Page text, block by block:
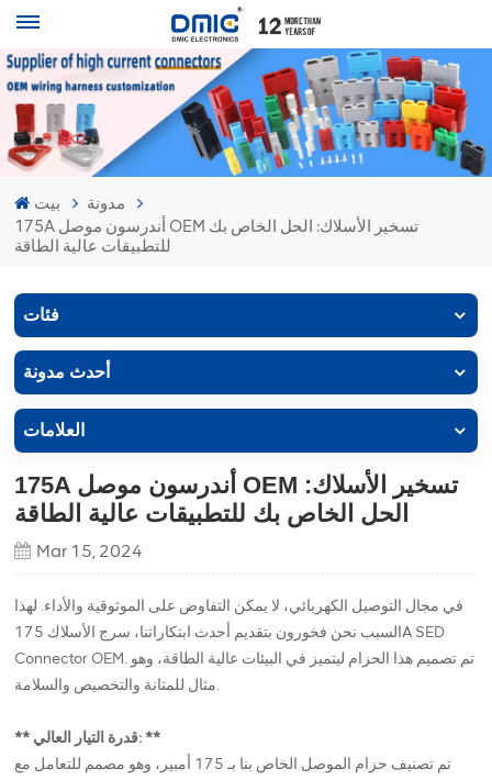
بيت
مدونة
175A أندرسون موصل OEM تسخير الأسلاك: الحل الخاص بك
للتطبيقات عالية الطاقة
فئات
أحدث مدونة
العلامات
175A أندرسون موصل OEM تسخير الأسلاك:
الحل الخاص بك للتطبيقات عالية الطاقة
Mar 15, 2024
في مجال التوصيل الكهربائي، لا يمكن التفاوض على الموثوقية والأداء. لهذا
السبب نحن فخورون بتقديم أحدث ابتكاراتنا، سرج الأسلاك 175A SED
Connector OEM. تم تصميم هذا الحزام ليتميز في البيئات عالية الطاقة، وهو
مثال للمتانة والتخصيص والسلامة.
** قدرة التيار العالي: **
تم تصنيف حزام الموصل الخاص بنا بـ 175 أمبير، وهو مصمم للتعامل مع